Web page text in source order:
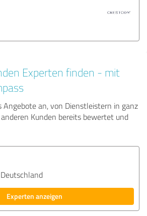
Experten finden - mit
Angebote an, von Dienstleistern in ganz
Kunden bereits bewertet und
Experten anzeigen